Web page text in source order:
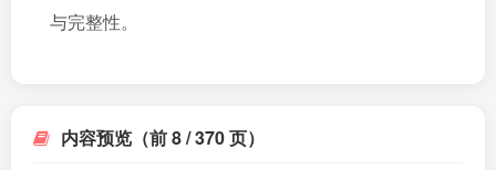
与完整性。
内容预览（前 8 / 370 页）